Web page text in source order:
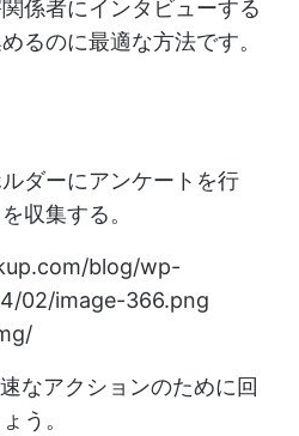
係者にインタビューする
るのに最適な方法です。
ダーにアンケートを行
収集する。
blog/wp-
02/image-366.png
なアクションのために回
う。